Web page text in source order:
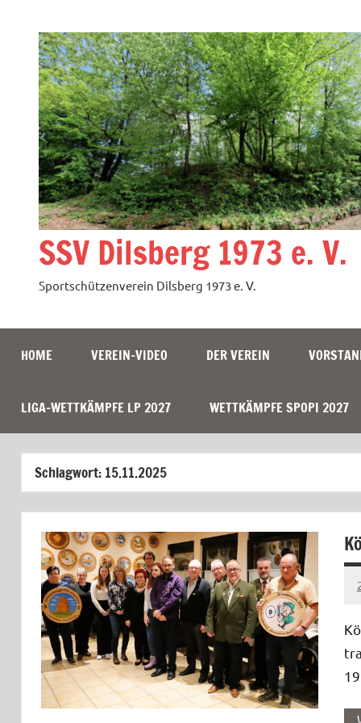
springen
SSV Dilsberg 1973 e. V.
Sportschützenverein Dilsberg 1973 e. V.
HOME VEREIN-VIDEO DER VEREIN
LIGA-WETTKÄMPFE LP 2027 WETTKÄMPFE SPOPI 2027
Schlagwort: 15.11.2025